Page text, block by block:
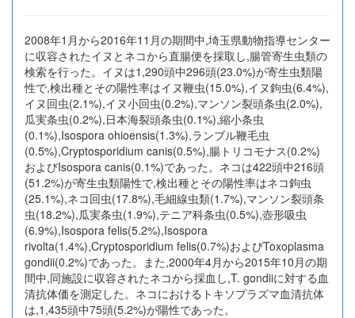
2008年1月から2016年11月の期間中,埼玉県動物指導センター
に収容されたイヌとネコから直腸便を採取し,腸管寄生虫類の
検索を行った。イヌは1,290頭中296頭(23.0%)が寄生虫類陽
性で,検出種とその陽性率はイヌ鞭虫(15.0%),イヌ鉤虫(6.4%),
イヌ回虫(2.1%),イヌ小回虫(0.2%),マンソン裂頭条虫(2.0%),
瓜実条虫(0.2%),日本海裂頭条虫(0.1%),縮小条虫
(0.1%),Isospora ohioensis(1.3%),ランブル鞭毛虫
(0.5%),Cryptosporidium canis(0.5%),腸トリコモナス(0.2%)
およびIsospora canis(0.1%)であった。ネコは422頭中216頭
(51.2%)が寄生虫類陽性で,検出種とその陽性率はネコ鉤虫
(25.1%),ネコ回虫(17.8%),毛細線虫類(1.7%),マンソン裂頭条
虫(18.2%),瓜実条虫(1.9%),テニア科条虫(0.5%),壺形吸虫
(6.9%),Isospora felis(5.2%),Isospora
rivolta(1.4%),Cryptosporidium felis(0.7%)およびToxoplasma
gondii(0.2%)であった。また,2000年4月から2015年10月の期
間中,同施設に収容されたネコから採血し,T. gondiiに対する血
清抗体価を測定した。ネコにおけるトキソプラズマ血清抗体
は,1,435頭中75頭(5.2%)が陽性であった。